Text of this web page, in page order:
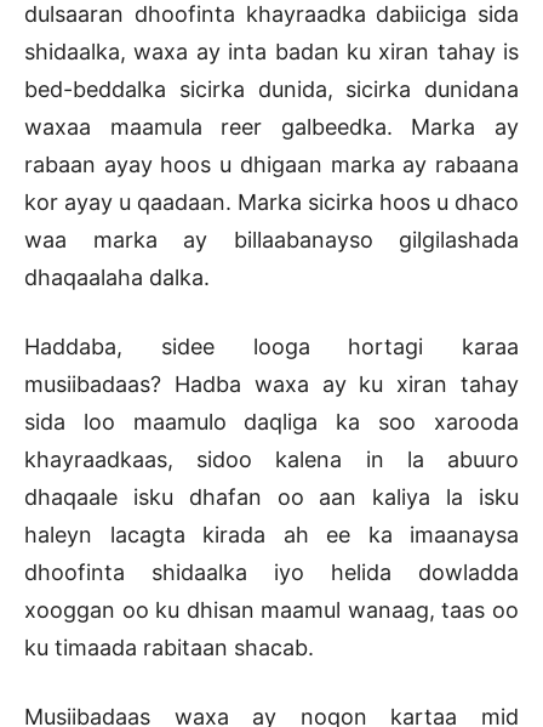
dulsaaran dhoofinta khayraadka dabiiciga sida
shidaalka, waxa ay inta badan ku xiran tahay is
bed-beddalka sicirka dunida, sicirka dunidana
waxaa maamula reer galbeedka. Marka ay
rabaan ayay hoos u dhigaan marka ay rabaana
kor ayay u qaadaan. Marka sicirka hoos u dhaco
waa marka ay billaabanayso gilgilashada
dhaqaalaha dalka.
Haddaba, sidee looga hortagi karaa
musiibadaas? Hadba waxa ay ku xiran tahay
sida loo maamulo daqliga ka soo xarooda
khayraadkaas, sidoo kalena in la abuuro
dhaqaale isku dhafan oo aan kaliya la isku
haleyn lacagta kirada ah ee ka imaanaysa
dhoofinta shidaalka iyo helida dowladda
xooggan oo ku dhisan maamul wanaag, taas oo
ku timaada rabitaan shacab.
Musiibadaas waxa ay noqon kartaa mid